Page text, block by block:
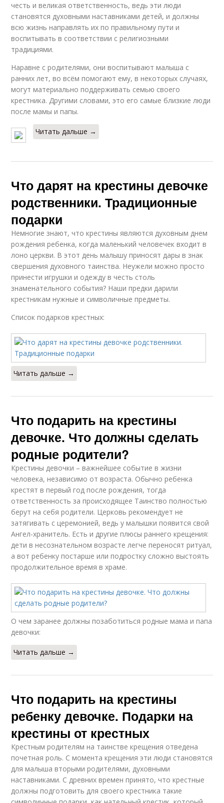
честь и великая ответственность, ведь эти люди
становятся духовными наставниками детей, и должны
всю жизнь направлять их по правильному пути и
воспитывать в соответствии с религиозными
традициями.
Наравне с родителями, они воспитывают малыша с
ранних лет, во всём помогают ему, в некоторых случаях,
могут материально поддерживать семью своего
крестника. Другими словами, это его самые близкие люди
после мамы и папы.
Читать дальше →
Что дарят на крестины девочке
родственники. Традиционные
подарки
Немногие знают, что крестины являются духовным днем
рождения ребенка, когда маленький человечек входит в
лоно церкви. В этот день малышу приносят дары в знак
свершения духовного таинства. Неужели можно просто
принести игрушки и одежду в честь столь
знаменательного события? Наши предки дарили
крестникам нужные и символичные предметы.
Список подарков крестных:
Читать дальше →
Что подарить на крестины
девочке. Что должны сделать
родные родители?
Крестины девочки – важнейшее событие в жизни
человека, независимо от возраста. Обычно ребенка
крестят в первый год после рождения, тогда
ответственность за происходящее Таинство полностью
берут на себя родители. Церковь рекомендует не
затягивать с церемонией, ведь у малышки появится свой
Ангел-хранитель. Есть и другие плюсы раннего крещения:
дети в несознательном возрасте легче переносят ритуал,
а вот ребенку постарше или подростку сложно выстоять
продолжительное время в храме.
О чем заранее должны позаботиться родные мама и папа
девочки:
Читать дальше →
Что подарить на крестины
ребенку девочке. Подарки на
крестины от крестных
Крестным родителям на таинстве крещения отведена
почетная роль. С момента крещения эти люди становятся
для малыша вторыми родителями, духовными
наставниками. С древних времен принято, что крестные
должны подготовить для своего крестника такие